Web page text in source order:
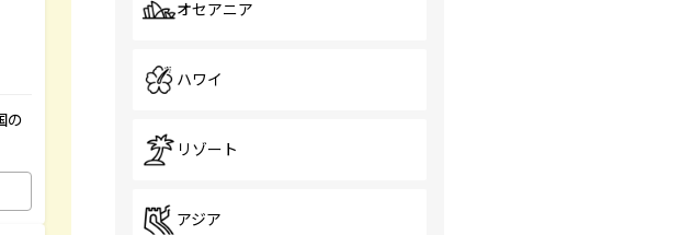
の
オセアニア
ハワイ
リゾート
アジア